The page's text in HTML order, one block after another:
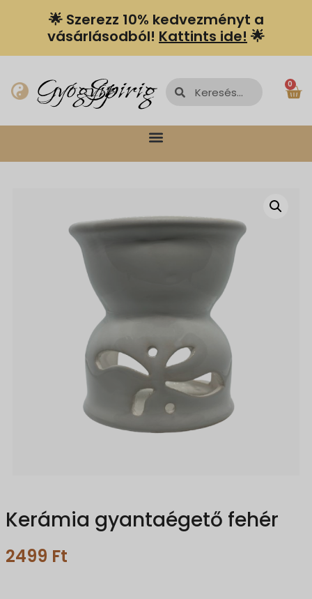
🌟 Szerezz 10% kedvezményt a
vásárlásodból! Kattints ide! 🌟
GyógyírSpiriguru 0
Kerámia gyantaégető fehér
2499 Ft